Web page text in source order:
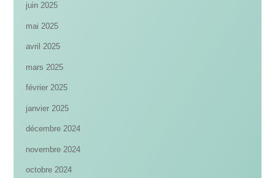
juin 2025
mai 2025
avril 2025
mars 2025
février 2025
janvier 2025
décembre 2024
novembre 2024
octobre 2024